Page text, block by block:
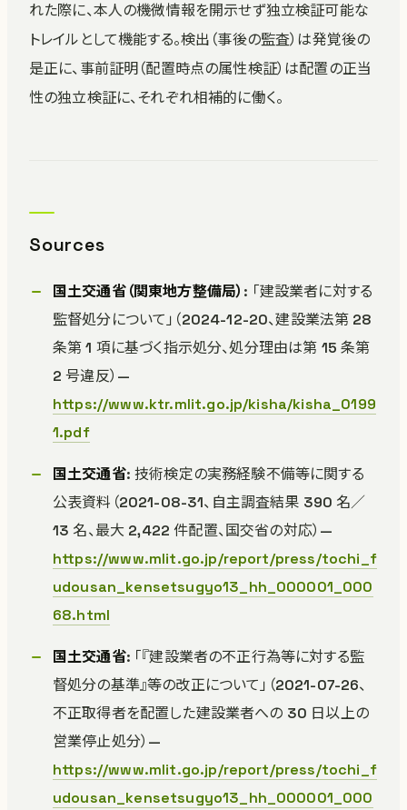
れた際に、本人の機微情報を開示せず独立検証可能な
トレイルとして機能する。検出（事後の監査）は発覚後の
是正に、事前証明（配置時点の属性検証）は配置の正当
性の独立検証に、それぞれ相補的に働く。
Sources
国土交通省（関東地方整備局） : 「建設業者に対する
監督処分について」（2024-12-20、建設業法第 28
条第 1 項に基づく指示処分、処分理由は第 15 条第
2 号違反）—
https://www.ktr.mlit.go.jp/kisha/kisha_0199
1.pdf
国土交通省: 技術検定の実務経験不備等に関する
公表資料（2021-08-31、自主調査結果 390 名／
13 名、最大 2,422 件配置、国交省の対応）—
https://www.mlit.go.jp/report/press/tochi_f
udousan_kensetsugyo13_hh_000001_000
68.html
国土交通省: 「『建設業者の不正行為等に対する監
督処分の基準』等の改正について」（2021-07-26、
不正取得者を配置した建設業者への 30 日以上の
営業停止処分）—
https://www.mlit.go.jp/report/press/tochi_f
udousan_kensetsugyo13_hh_000001_000